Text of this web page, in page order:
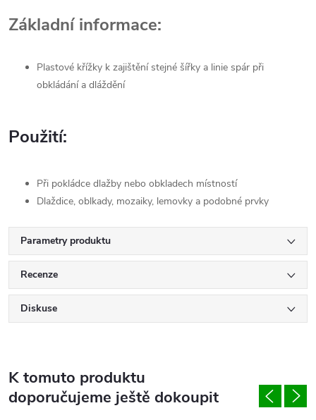
Základní informace:
Plastové křížky k zajištění stejné šířky a linie spár při
obkládání a dláždění
Použití:
Při pokládce dlažby nebo obkladech místností
Dlaždice, oblkady, mozaiky, lemovky a podobné prvky
Parametry produktu
Recenze
Diskuse
K tomuto produktu
doporučujeme ještě dokoupit